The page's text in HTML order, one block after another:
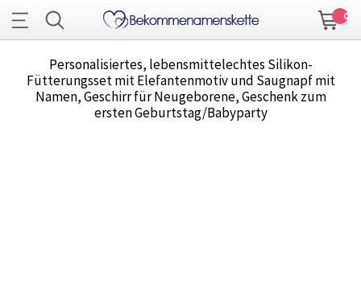
0
Personalisiertes, lebensmittelechtes Silikon-
Fütterungsset mit Elefantenmotiv und Saugnapf mit
Namen, Geschirr für Neugeborene, Geschenk zum
ersten Geburtstag/Babyparty